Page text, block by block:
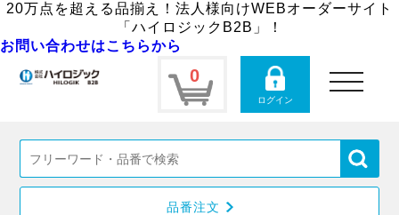
20万点を超える品揃え！法人様向けWEBオーダーサイト
「ハイロジックB2B」！
お問い合わせはこちらから
0
ログイン
toggle
navigation
品番注文